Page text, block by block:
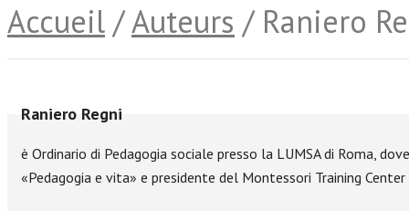
Accueil /Auteurs / Raniero
Raniero Regni
è Ordinario di Pedagogia sociale presso la LUMSA di Roma,
«Pedagogia e vita» e presidente del Montessori Training Center